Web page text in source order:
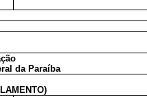
da Paraíba